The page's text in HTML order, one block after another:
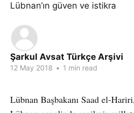
Lübnan’ın güven ve istikra
Şarkul Avsat Türkçe Arşivi
12 May 2018 • 1 min read
Lübnan Başbakanı Saad el-